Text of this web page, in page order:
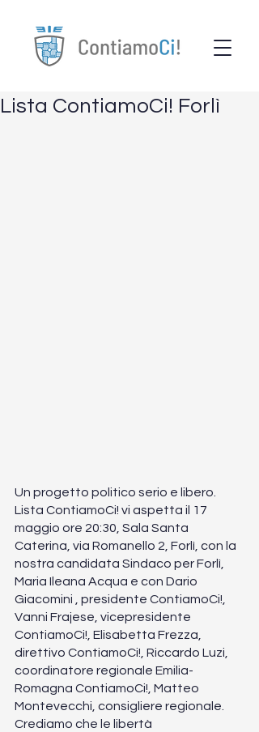
Lista ContiamoCi! Forlì
Un progetto politico serio e libero.
Lista ContiamoCi! vi aspetta il 17
maggio ore 20:30, Sala Santa
Caterina, via Romanello 2, Forlì, con la
nostra candidata Sindaco per Forlì,
Maria Ileana Acqua e con Dario
Giacomini , presidente ContiamoCi!,
Vanni Frajese, vicepresidente
ContiamoCi!, Elisabetta Frezza,
direttivo ContiamoCi!, Riccardo Luzi,
coordinatore regionale Emilia-
Romagna ContiamoCi!, Matteo
Montevecchi, consigliere regionale.
Crediamo che le libertà